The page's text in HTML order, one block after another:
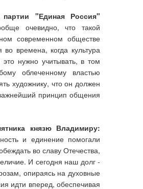
"Единая Россия"
очевидно, что такой
современном обществе
времена, когда культура
нужно учитывать, в том
облеченному властью
художнику, что он должен
принцип общения
князю Владимиру:
и единение помогали
во славу Отечества,
И сегодня наш долг -
опираясь на духовные
идти вперед, обеспечивая